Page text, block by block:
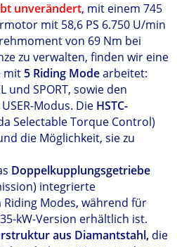
unverändert, mit einem 745
mit 58,6 PS 6.750 U/min
von 69 Nm bei
zu verwalten, finden wir eine
mit 5 Riding Modearbeitet:
und SPORT, sowie den
Modus. Die HSTC-
Selectable Torque Control)
die Möglichkeit, sie zu
Doppelkupplungsgetriebe
integrierte
Modes, während für
kW-Version erhältlich ist.
aus Diamantstahl, die